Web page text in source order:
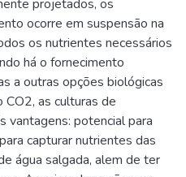
projetados, os
ocorre em suspensão na
os nutrientes necessários
há o fornecimento
a outras opções biológicas
CO2, as culturas de
vantagens: potencial para
capturar nutrientes das
água salgada, alem de ter